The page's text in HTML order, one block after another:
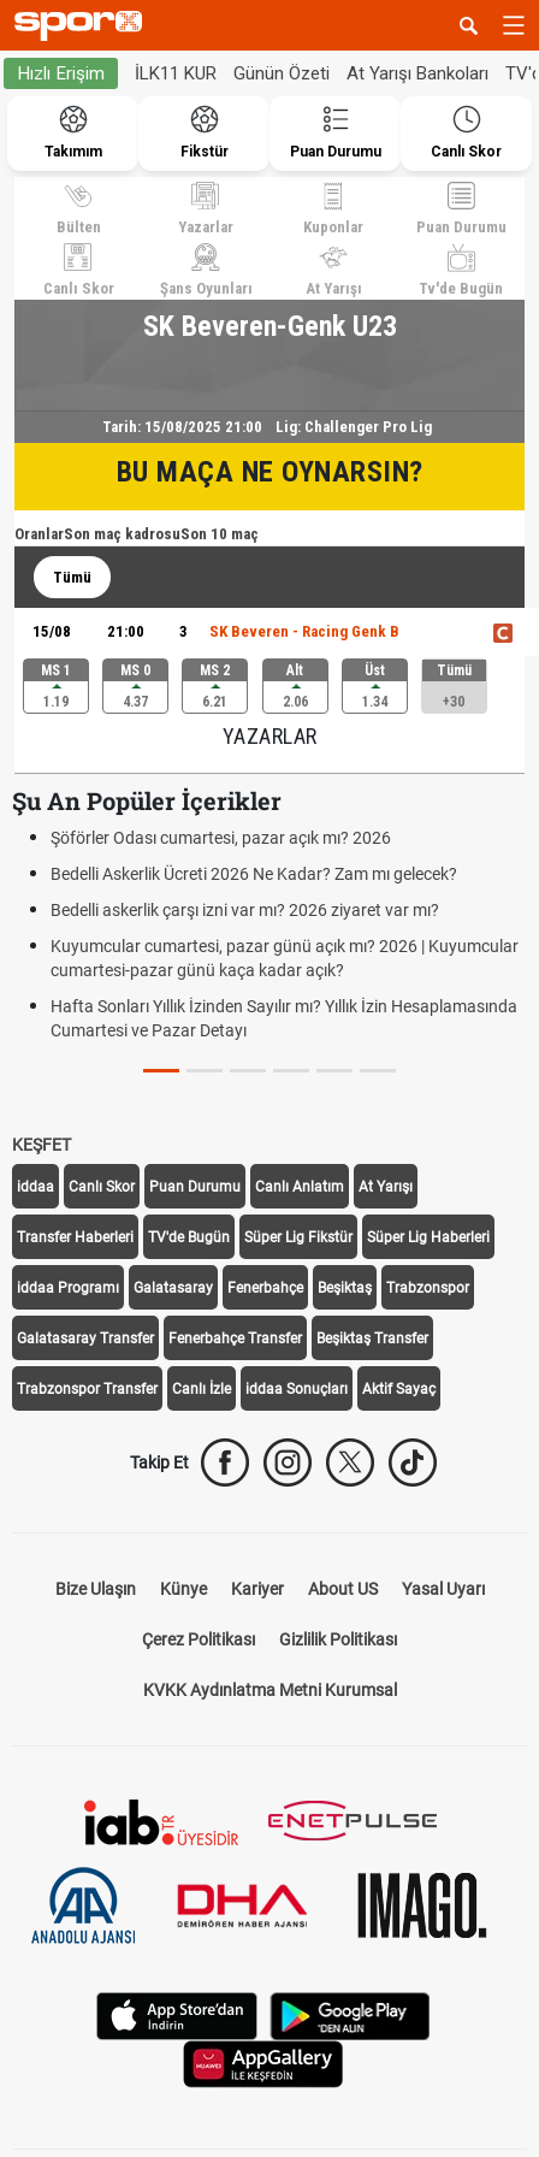
Hızlı Erişim İLK11 KUR Günün Özeti At Yarışı Bankoları
Takımım Fikstür Puan Durumu Canlı Skor
Bülten Yazarlar Kuponlar Puan Durumu
Canlı Skor Şans Oyunları At Yarışı Tv'de Bugün
SK Beveren-Genk U23
Tarih: 15/08/2025 21:00 Lig: Challenger Pro Lig
BU MAÇA NE OYNARSIN?
OranlarSon maç kadrosuSon 10 maç
Tümü
15/08 21:00 3 SK Beveren - Racing Genk B
MS 1
1.19
MS 0
4.37
MS 2
6.21
Alt
2.06
Üst
1.34
Tümü
+30
YAZARLAR
Şu An Popüler İçerikler
Şöförler Odası cumartesi, pazar açık mı? 2026
Bedelli Askerlik Ücreti 2026 Ne Kadar? Zam mı gelecek?
Bedelli askerlik çarşı izni var mı? 2026 ziyaret var mı?
Kuyumcular cumartesi, pazar günü açık mı? 2026 | Kuyumcular
cumartesi-pazar günü kaça kadar açık?
Hafta Sonları Yıllık İzinden Sayılır mı? Yıllık İzin Hesaplamasında
Cumartesi ve Pazar Detayı
KEŞFET
iddaa Canlı Skor Puan Durumu Canlı Anlatım At Yarışı
Transfer Haberleri TV'de Bugün Süper Lig Fikstür Süper Lig Haberleri
iddaa Programı Galatasaray Fenerbahçe Beşiktaş Trabzonspor
Galatasaray Transfer Fenerbahçe Transfer Beşiktaş Transfer
Trabzonspor Transfer Canlı İzle iddaa Sonuçları Aktif Sayaç
Takip Et
Bize Ulaşın Künye Kariyer About US Yasal Uyarı
Çerez Politikası Gizlilik Politikası
KVKK Aydınlatma Metni Kurumsal